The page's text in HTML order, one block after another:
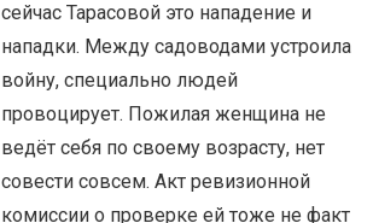
сейчас Тарасовой это нападение и
нападки. Между садоводами устроила
войну, специально людей
провоцирует. Пожилая женщина не
ведёт себя по своему возрасту, нет
совести совсем. Акт ревизионной
комиссии о проверке ей тоже не факт